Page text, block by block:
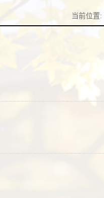
当前位置: